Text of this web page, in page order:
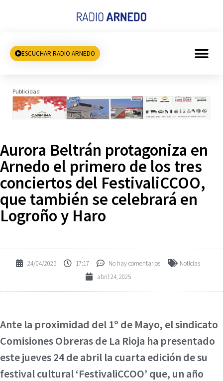
ESCUCHAR RADIO ARNEDO
Publicidad
Aurora Beltrán protagoniza en
Arnedo el primero de los tres
conciertos del FestivaliCCOO,
que también se celebrará en
Logroño y Haro
24/04/2025 17:17 No hay comentarios
Noticias
abril 24, 2025
Ante la proximidad del 1º de Mayo, el sindicato
Comisiones Obreras de La Rioja ha presentado
este jueves 24 de abril la cuarta edición de su
festival cultural ‘FestivaliCCOO’ que, un año